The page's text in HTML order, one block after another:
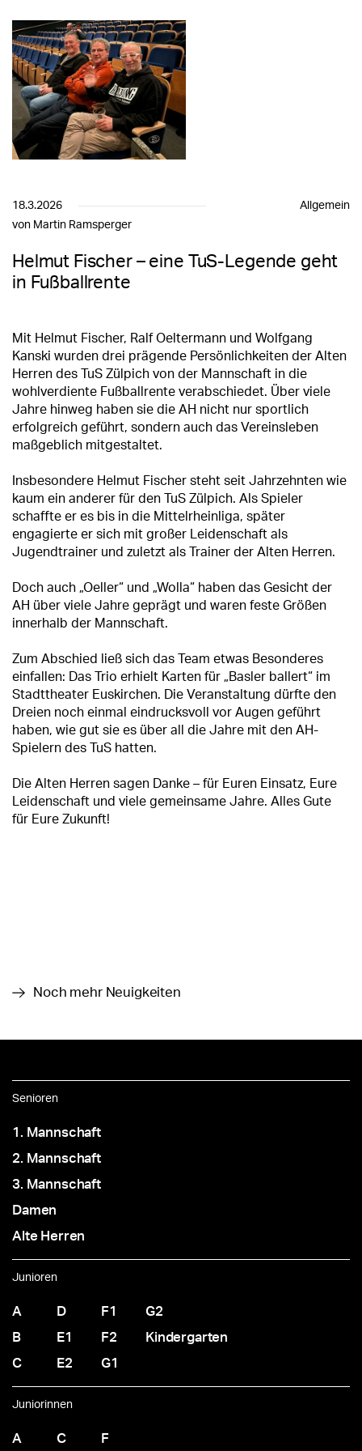
18.3.2026
Allgemein
von Martin Ramsperger
Helmut Fischer – eine TuS-Legende geht
in Fußballrente
Mit Helmut Fischer, Ralf Oeltermann und Wolfgang
Kanski wurden drei prägende Persönlichkeiten der Alten
Herren des TuS Zülpich von der Mannschaft in die
wohlverdiente Fußballrente verabschiedet. Über viele
Jahre hinweg haben sie die AH nicht nur sportlich
erfolgreich geführt, sondern auch das Vereinsleben
maßgeblich mitgestaltet.
Insbesondere Helmut Fischer steht seit Jahrzehnten wie
kaum ein anderer für den TuS Zülpich. Als Spieler
schaffte er es bis in die Mittelrheinliga, später
engagierte er sich mit großer Leidenschaft als
Jugendtrainer und zuletzt als Trainer der Alten Herren.
Doch auch „Oeller“ und „Wolla“ haben das Gesicht der
AH über viele Jahre geprägt und waren feste Größen
innerhalb der Mannschaft.
Zum Abschied ließ sich das Team etwas Besonderes
einfallen: Das Trio erhielt Karten für „Basler ballert“ im
Stadttheater Euskirchen. Die Veranstaltung dürfte den
Dreien noch einmal eindrucksvoll vor Augen geführt
haben, wie gut sie es über all die Jahre mit den AH-
Spielern des TuS hatten.
Die Alten Herren sagen Danke – für Euren Einsatz, Eure
Leidenschaft und viele gemeinsame Jahre. Alles Gute
für Eure Zukunft!
Noch mehr Neuigkeiten
Senioren
1. Mannschaft
2. Mannschaft
3. Mannschaft
Damen
Alte Herren
Junioren
A
B
C
D
E1
E2
F1
F2
G1
G2
Kindergarten
Juniorinnen
A C F